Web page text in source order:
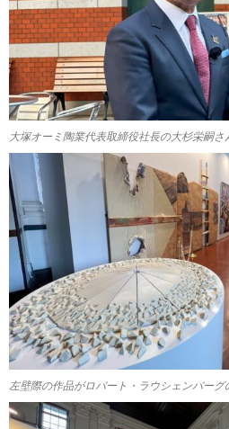
大塚オーミ陶業代表取締役社長の大杉栄嗣さ
左壁際の作品がロバート・ラウシェンバーグ